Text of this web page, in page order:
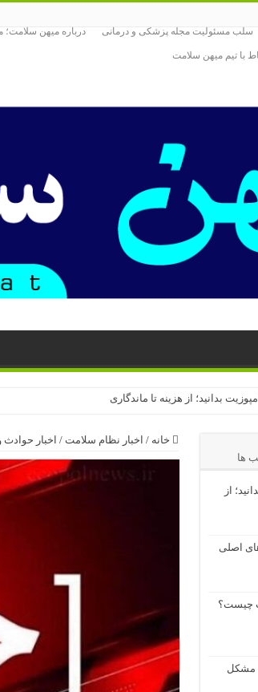
سلب مسئولیت مجله پزشکی و درمانی درباره میهن
با تیم میهن سلامت
بدانید؛ از هزینه تا ماندگاری
خانه / اخبار نظام سلامت / اخبار حوادث و
ها
از
اصلی
چیست؟
مشکل